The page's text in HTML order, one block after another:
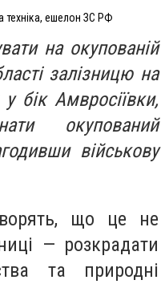
техніка, ешелон ЗС РФ
на окупованій
залізницю на
бік Амвросіївки,
окупований
військову
що це не
— розкрадати
та природні